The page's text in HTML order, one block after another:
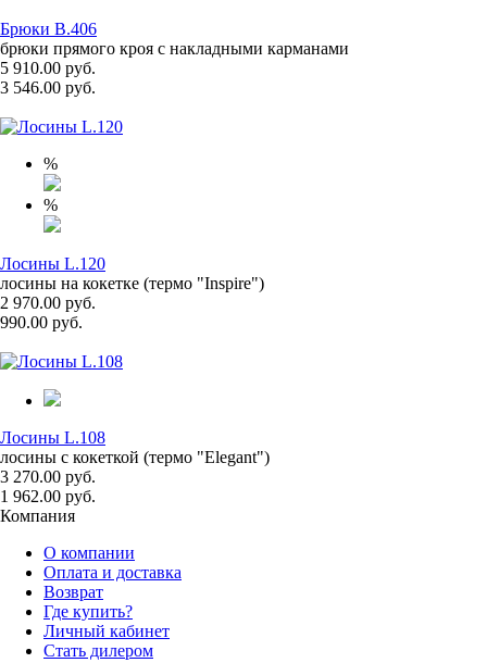
Брюки B.406
брюки прямого кроя с накладными карманами
5 910.00 руб.
3 546.00 руб.
%
%
Лосины L.120
лосины на кокетке (термо "Inspire")
2 970.00 руб.
990.00 руб.
Лосины L.108
лосины с кокеткой (термо "Elegant")
3 270.00 руб.
1 962.00 руб.
Компания
О компании
Оплата и доставка
Возврат
Где купить?
Личный кабинет
Стать дилером